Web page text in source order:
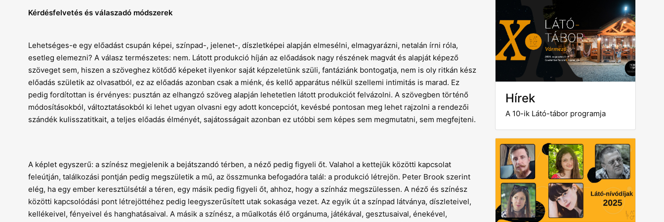
Kérdésfelvetés és válaszadó módszerek
Lehetséges-e egy előadást csupán képei, színpad-, jelenet-, díszletképei alapján elmesélni, elmagyarázni, netalán írni róla,
esetleg elemezni? A válasz természetes: nem. Látott produkció híján az előadások nagy részének magvát és alapját képező
szöveget sem, hiszen a szöveghez kötődő képeket ilyenkor saját képzeletünk szüli, fantáziánk bontogatja, nem is oly ritkán kész
előadás születik az olvasatból, ez az előadás azonban csak a miénk, és kellő apparátus nélkül szellemi intimitás is marad. Ez
pedig fordítottan is érvényes: pusztán az elhangzó szöveg alapján lehetetlen látott produkciót felvázolni. A szövegben történő
módosításokból, változtatásokból ki lehet ugyan olvasni egy adott koncepciót, kevésbé pontosan meg lehet rajzolni a rendezői
szándék kulisszatitkait, a teljes előadás élményét, sajátosságait azonban ez utóbbi sem képes sem megmutatni, sem megfejteni.
A képlet egyszerű: a színész megjelenik a bejátszandó térben, a néző pedig figyeli őt. Valahol a kettejük közötti kapcsolat
feleútján, találkozási pontján pedig megszületik a mű, az összmunka befogadóra talál: a produkció létrejön. Peter Brook szerint
elég, ha egy ember keresztülsétál a téren, egy másik pedig figyeli őt, ahhoz, hogy a színház megszülessen. A néző és színész
közötti kapcsolódási pont létrejöttéhez pedig leegyszerűsített utak sokasága vezet. Az egyik út a színpad látványa, díszleteivel,
kellékeivel, fényeivel és hanghatásaival. A másik a színész, a műalkotás élő orgánuma, játékával, gesztusaival, énekével,
Hírek
A 10-ik Látó-tábor programja